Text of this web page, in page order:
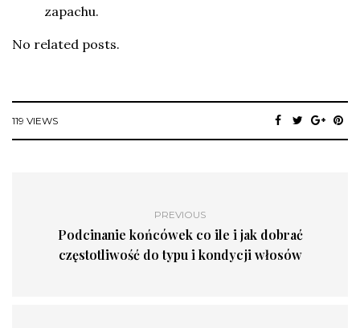
zapachu.
No related posts.
119 VIEWS
PREVIOUS
Podcinanie końcówek co ile i jak dobrać
częstotliwość do typu i kondycji włosów